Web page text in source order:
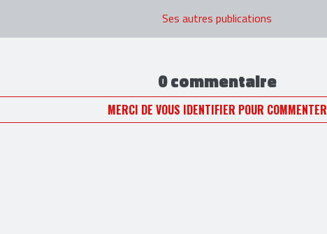
Ses autres publications
0 commentaire
MERCI DE VOUS IDENTIFIER POUR COMMENTER